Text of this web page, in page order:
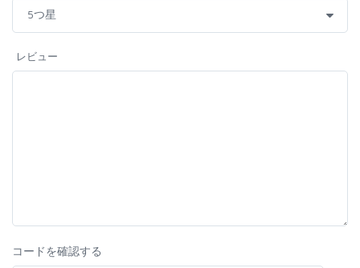
レビュー
コードを確認する